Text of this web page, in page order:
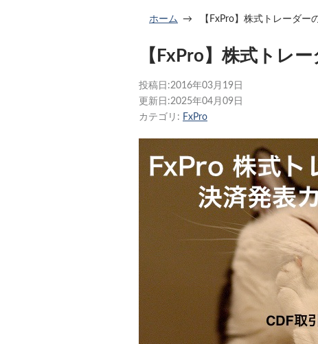
ホーム 【FxPro】株式トレーダ
【FxPro】株式トレ
投稿日:2016年03月19日
更新日:2025年04月09日
カテゴリ: FxPro